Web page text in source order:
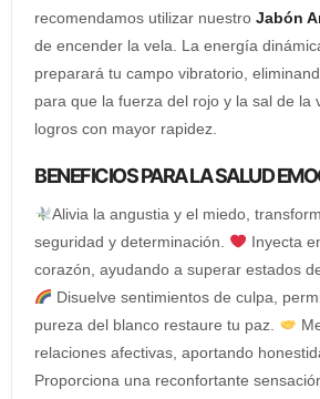
recomendamos utilizar nuestro Jabón
de encender la vela. La energía
preparará tu campo vibratorio,
para que la fuerza del rojo y la sal de la
logros con mayor rapidez.
BENEFICIOS PARA LA SALUD
Alivia la angustia y el miedo,
seguridad y determinación.
Inyecta
corazón, ayudando a superar estados
Disuelve sentimientos de culpa,
pureza del blanco restaure tu paz.
relaciones afectivas, aportando
Proporciona una reconfortante